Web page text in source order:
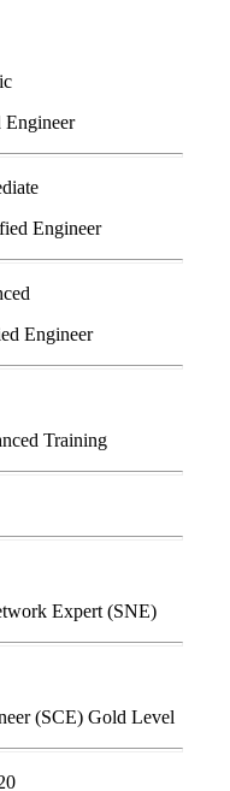
Engineer
Engineer
Training
Expert (SNE)
(SCE) Gold Level